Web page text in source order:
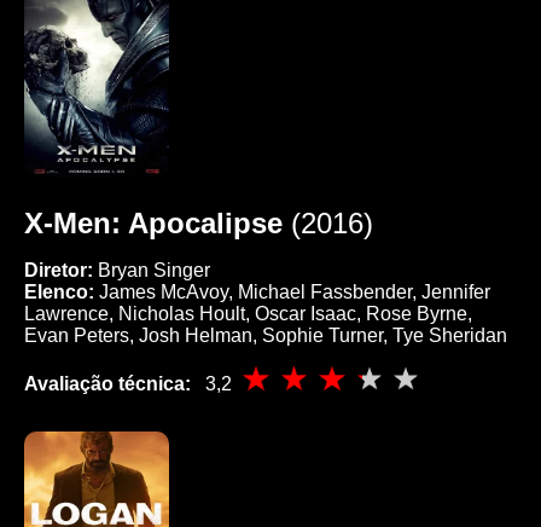
X-Men: Apocalipse (2016)
Diretor: Bryan Singer
Elenco: James McAvoy, Michael Fassbender, Jennifer
Lawrence, Nicholas Hoult, Oscar Isaac, Rose Byrne,
Evan Peters, Josh Helman, Sophie Turner, Tye Sheridan
Avaliação técnica: 3,2